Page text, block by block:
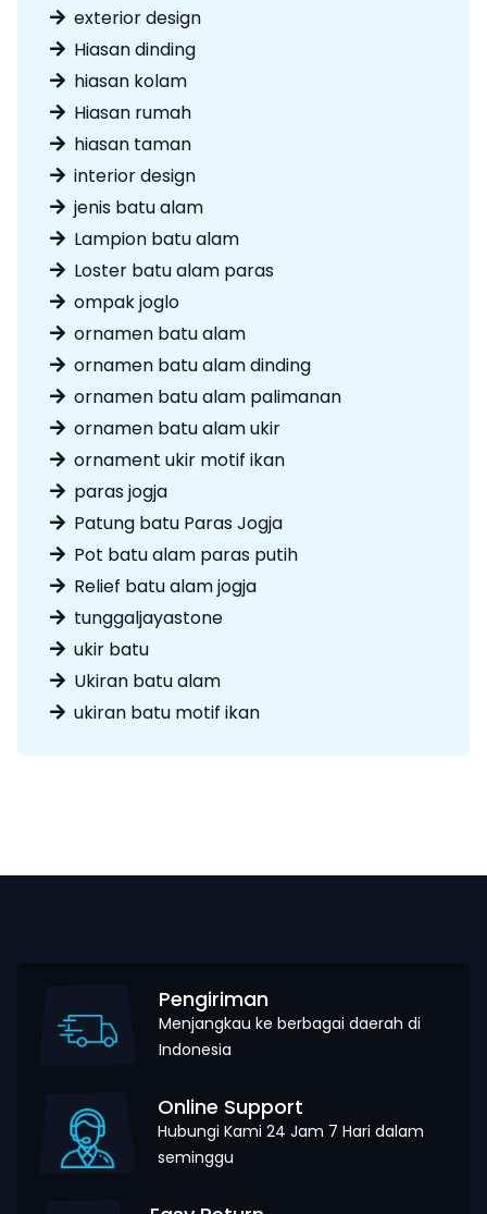
exterior design
Hiasan dinding
hiasan kolam
Hiasan rumah
hiasan taman
interior design
jenis batu alam
Lampion batu alam
Loster batu alam paras
ompak joglo
ornamen batu alam
ornamen batu alam dinding
ornamen batu alam palimanan
ornamen batu alam ukir
ornament ukir motif ikan
paras jogja
Patung batu Paras Jogja
Pot batu alam paras putih
Relief batu alam jogja
tunggaljayastone
ukir batu
Ukiran batu alam
ukiran batu motif ikan
Pengiriman
Menjangkau ke berbagai daerah di
Indonesia
Online Support
Hubungi Kami 24 Jam 7 Hari dalam
seminggu